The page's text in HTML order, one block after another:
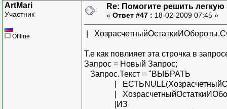
ArtMari
Участник
Offline
Re: Помогите решить легкую
« Ответ #47 : 18-02-2009 07:45 »
|
Т.е как повлияет эта строчка в
Запрос = Новый Запрос;
Запрос.Текст = "ВЫБРАТЬ
|
|
|ИЗ